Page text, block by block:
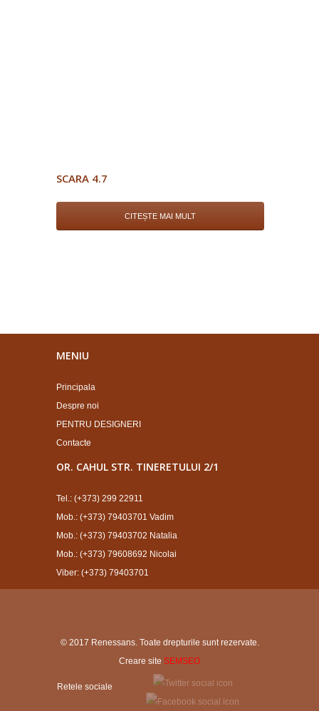
SCARA 4.7
CITEȘTE MAI MULT
MENIU
Principala
Despre noi
PENTRU DESIGNERI
Contacte
OR. CAHUL STR. TINERETULUI 2/1
Tel.: (+373) 299 22911
Mob.: (+373) 79403701 Vadim
Mob.: (+373) 79403702 Natalia
Mob.: (+373) 79608692 Nicolai
Viber: (+373) 79403701
© 2017 Renessans. Toate drepturile sunt rezervate.
Creare site SEMSEO
Retele sociale